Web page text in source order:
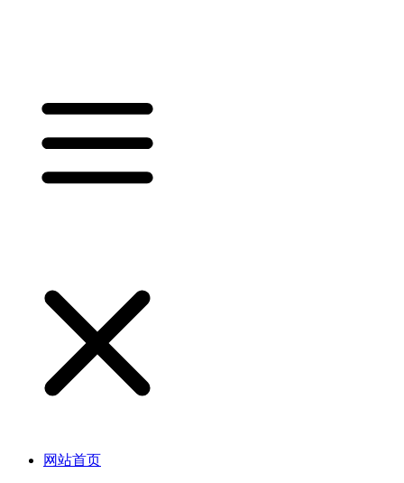
网站首页